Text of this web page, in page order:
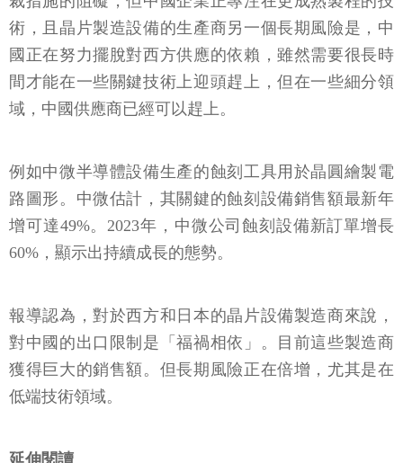
術，且晶片製造設備的生產商另一個長期風險是，中
國正在努力擺脫對西方供應的依賴，雖然需要很長時
間才能在一些關鍵技術上迎頭趕上，但在一些細分領
域，中國供應商已經可以趕上。
例如中微半導體設備生產的蝕刻工具用於晶圓繪製電
路圖形。中微估計，其關鍵的蝕刻設備銷售額最新年
增可達49%。2023年，中微公司蝕刻設備新訂單增長
60%，顯示出持續成長的態勢。
報導認為，對於西方和日本的晶片設備製造商來說，
對中國的出口限制是「福禍相依」。目前這些製造商
獲得巨大的銷售額。但長期風險正在倍增，尤其是在
低端技術領域。
延伸閱讀